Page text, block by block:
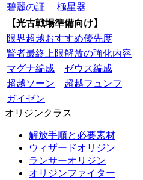
碧麗の証
極星器
【光古戦場準備向け】
限界超越おすすめ優先度
賢者最終上限解放の強化内容
マグナ編成
ゼウス編成
超越ソーン
超越フュンフ
ガイゼン
オリジンクラス
解放手順と必要素材
ウィザードオリジン
ランサーオリジン
オリジンファイター